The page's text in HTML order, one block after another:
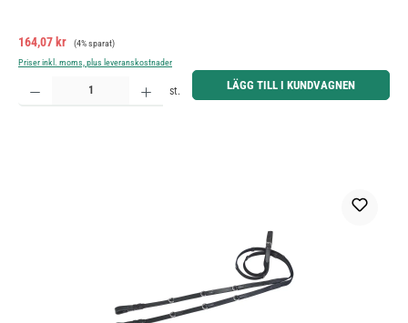
Försäljningspris:
164,07 kr Ordinarie pris:
(4% sparat)
Priser inkl. moms, plus leveranskostnader
Produktkvantitet: Ange önskat belopp eller använd knapparna för att öka eller minska kvantiteten.
st. LÄGG TILL I KUNDVAGNEN